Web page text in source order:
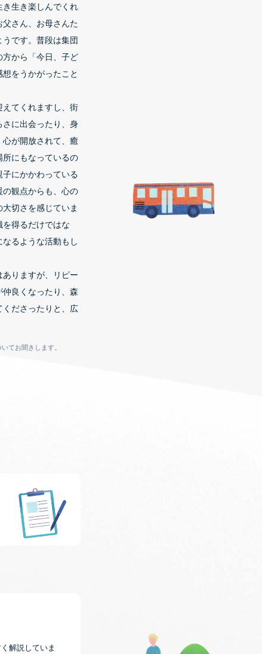
き生き楽しんでくれ
さん、お母さんた
です。普段は集団
から「今日、子ど
をうかがったこと
てくれますし、街
に出会ったり、身
が開放されて、癒
所にもなっているの
にかかわっている
の観点からも、心の
切さを感じていま
得るだけではな
るような活動もし
ありますが、リピー
仲良くなったり、森
ださったりと、広
てお聞きします。
解説していま